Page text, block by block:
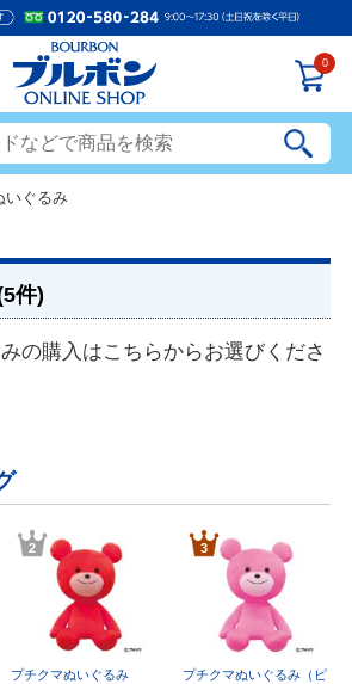
0
ぐるみ
件)
の購入はこちらからお選びくださ
2
プチクマぬいぐるみ
3
プチクマぬいぐるみ（ピ